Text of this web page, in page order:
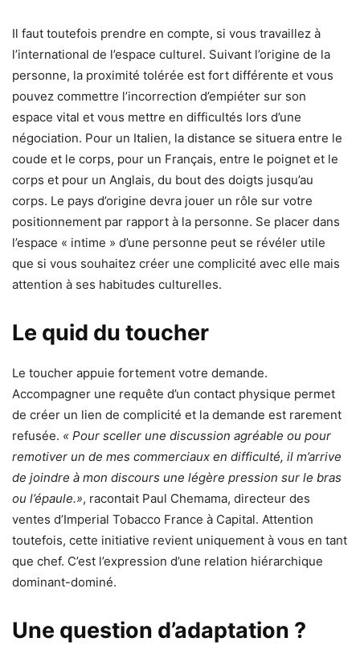
Il faut toutefois prendre en compte, si vous travaillez à
l’international de l’espace culturel. Suivant l’origine de la
personne, la proximité tolérée est fort différente et vous
pouvez commettre l’incorrection d’empiéter sur son
espace vital et vous mettre en difficultés lors d’une
négociation. Pour un Italien, la distance se situera entre le
coude et le corps, pour un Français, entre le poignet et le
corps et pour un Anglais, du bout des doigts jusqu’au
corps. Le pays d’origine devra jouer un rôle sur votre
positionnement par rapport à la personne. Se placer dans
l’espace « intime » d’une personne peut se révéler utile
que si vous souhaitez créer une complicité avec elle mais
attention à ses habitudes culturelles.
Le quid du toucher
Le toucher appuie fortement votre demande.
Accompagner une requête d’un contact physique permet
de créer un lien de complicité et la demande est rarement
refusée. « Pour sceller une discussion agréable ou pour
remotiver un de mes commerciaux en difficulté, il m’arrive
de joindre à mon discours une légère pression sur le bras
ou l’épaule.», racontait Paul Chemama, directeur des
ventes d’Imperial Tobacco France à Capital. Attention
toutefois, cette initiative revient uniquement à vous en tant
que chef. C’est l’expression d’une relation hiérarchique
dominant-dominé.
Une question d’adaptation ?